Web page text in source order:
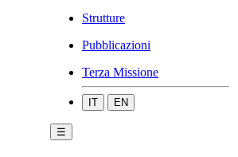
Strutture
Pubblicazioni
Terza Missione
IT EN
☰